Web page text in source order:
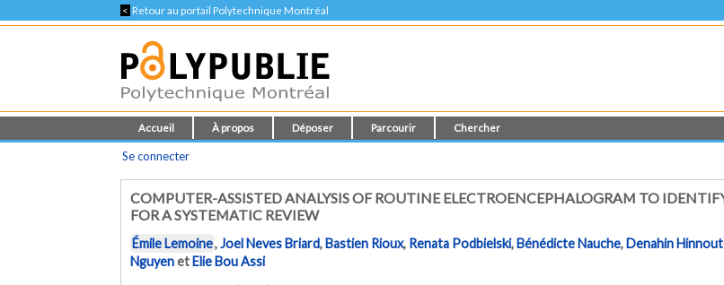
< Retour au portail Polytechnique Montréal
Accueil À propos Déposer Parcourir Chercher
Se connecter
COMPUTER-ASSISTED ANALYSIS OF ROUTINE ELECTROENCEPHALOGRAM TO
FOR A SYSTEMATIC REVIEW
Émile Lemoine,Joel Neves Briard,Bastien Rioux, Renata Podbielski,Bénédicte Nauche,Denahin
NguyenetElie Bou Assi